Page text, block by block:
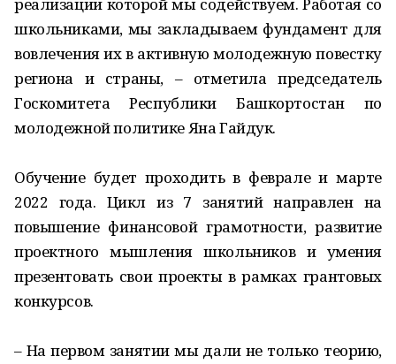
школьниками, мы закладываем фундамент для
вовлечения их в активную молодежную повестку
региона и страны, – отметила председатель
Госкомитета Республики Башкортостан по
молодежной политике Яна Гайдук.
Обучение будет проходить в феврале и марте
2022 года. Цикл из 7 занятий направлен на
повышение финансовой грамотности, развитие
проектного мышления школьников и умения
презентовать свои проекты в рамках грантовых
конкурсов.
– На первом занятии мы дали не только теорию,